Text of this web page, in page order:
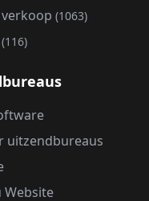
(1063)
(116)
uitzendbureaus
Website